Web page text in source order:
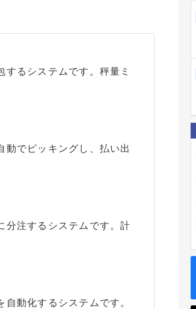
るシステムです。秤量ミ
動でピッキングし、払い出
分注するシステムです。計
動化するシステムです。